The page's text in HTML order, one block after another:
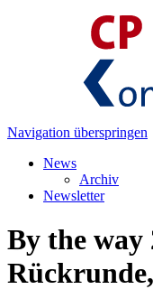
Navigation überspringen
News
Archiv
Newsletter
By the way